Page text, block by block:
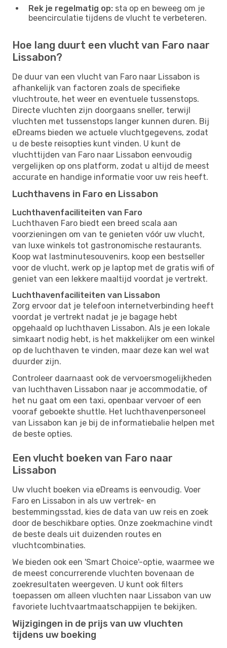
Rek je regelmatig op: sta op en beweeg om je
beencirculatie tijdens de vlucht te verbeteren.
Hoe lang duurt een vlucht van Faro naar
Lissabon?
De duur van een vlucht van Faro naar Lissabon is
afhankelijk van factoren zoals de specifieke
vluchtroute, het weer en eventuele tussenstops.
Directe vluchten zijn doorgaans sneller, terwijl
vluchten met tussenstops langer kunnen duren. Bij
eDreams bieden we actuele vluchtgegevens, zodat
u de beste reisopties kunt vinden. U kunt de
vluchttijden van Faro naar Lissabon eenvoudig
vergelijken op ons platform, zodat u altijd de meest
accurate en handige informatie voor uw reis heeft.
Luchthavens in Faro en Lissabon
Luchthavenfaciliteiten van Faro
Luchthaven Faro biedt een breed scala aan
voorzieningen om van te genieten vóór uw vlucht,
van luxe winkels tot gastronomische restaurants.
Koop wat lastminutesouvenirs, koop een bestseller
voor de vlucht, werk op je laptop met de gratis wifi of
geniet van een lekkere maaltijd voordat je vertrekt.
Luchthavenfaciliteiten van Lissabon
Zorg ervoor dat je telefoon internetverbinding heeft
voordat je vertrekt nadat je je bagage hebt
opgehaald op luchthaven Lissabon. Als je een lokale
simkaart nodig hebt, is het makkelijker om een ​​winkel
op de luchthaven te vinden, maar deze kan wel wat
duurder zijn.
Controleer daarnaast ook de vervoersmogelijkheden
van luchthaven Lissabon naar je accommodatie, of
het nu gaat om een ​​taxi, openbaar vervoer of een
vooraf geboekte shuttle. Het luchthavenpersoneel
van Lissabon kan je bij de informatiebalie helpen met
de beste opties.
Een vlucht boeken van Faro naar
Lissabon
Uw vlucht boeken via eDreams is eenvoudig. Voer
Faro en Lissabon in als uw vertrek- en
bestemmingsstad, kies de data van uw reis en zoek
door de beschikbare opties. Onze zoekmachine vindt
de beste deals uit duizenden routes en
vluchtcombinaties.
We bieden ook een 'Smart Choice'-optie, waarmee we
de meest concurrerende vluchten bovenaan de
zoekresultaten weergeven. U kunt ook filters
toepassen om alleen vluchten naar Lissabon van uw
favoriete luchtvaartmaatschappijen te bekijken.
Wijzigingen in de prijs van uw vluchten
tijdens uw boeking